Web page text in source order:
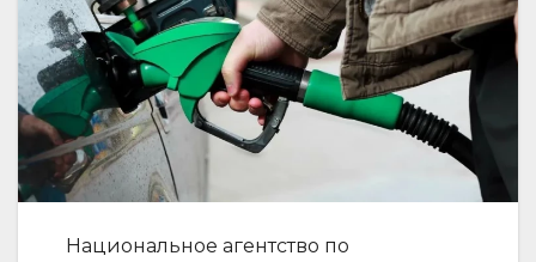
Национальное агентство по